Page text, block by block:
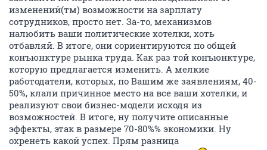
изменений(тм) возможности на зарплату
сотрудников, просто нет. За-то, механизмов
налюбить ваши политические хотелки, хоть
отбавляй. В итоге, они сориентируются по общей
конъюнктуре рынка труда. Как раз той конъюнктуре,
которую предлагается изменить. А мелкие
работодатели, которых, по Вашим же заявлениям, 40-
50%, клали причинное место на все ваши хотелки, и
реализуют свои бизнес-модели исходя из
возможностей. В итоге, ну получите описанные
эффекты, этак в размере 70-80%% экономики. Ну
охренеть какой успех. Прям разница